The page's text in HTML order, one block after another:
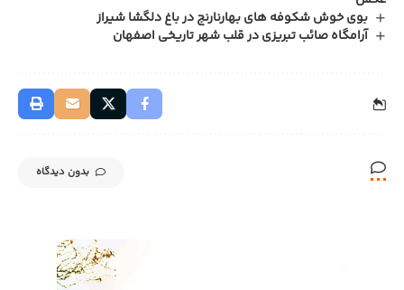
بوی خوش شکوفه های بهارنارنج در باغ دلگشا شیراز
آرامگاه صائب تبریزی در قلب شهر تاریخی اصفهان
بدون دیدگاه